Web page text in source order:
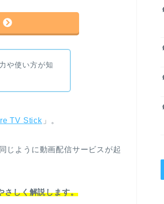
や使い方が知
TV Stick 」。
じように動画配信サービスが起
さしく解説します。